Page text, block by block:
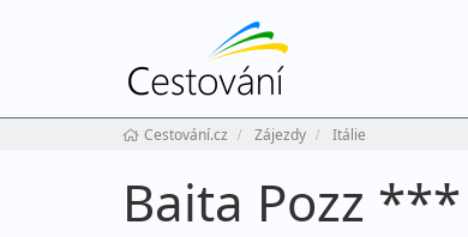
Cestování.cz Zájezdy Itálie
Baita Pozz